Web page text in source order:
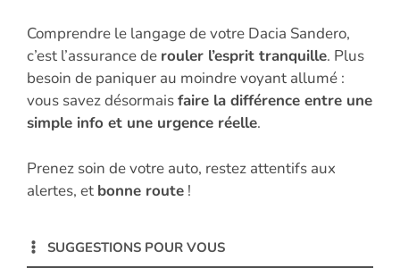
Comprendre le langage de votre Dacia Sandero,
c’est l’assurance de rouler l’esprit tranquille. Plus
besoin de paniquer au moindre voyant allumé :
vous savez désormaisfaire la différence entre une
simple info et une urgence réelle.
Prenez soin de votre auto, restez attentifs aux
alertes, et bonne route !
SUGGESTIONS POUR VOUS